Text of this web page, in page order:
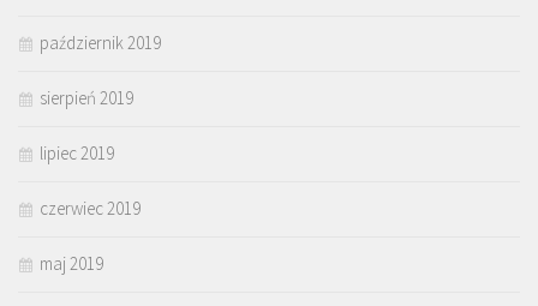
październik 2019
sierpień 2019
lipiec 2019
czerwiec 2019
maj 2019